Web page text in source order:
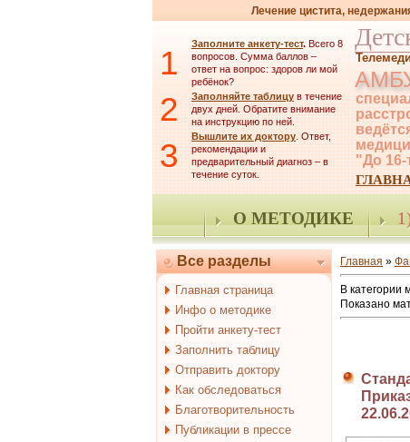
Лечение цистита,
1 Заполните анкету-тест. Всего 8
вопросов. Сумма баллов –
ответ на вопрос: здоров ли мой
ребёнок?
2 Заполняйте таблицу в течение
двух дней. Обратите внимание
на инструкцию по ней.
3 Вышлите их доктору. Ответ,
рекомендации и
предварительный диагноз – в
течение суток.
"До 16-
О МЕТОДИКЕ
Все разделы
Главная страница
Инфо о методике
Пройти анкету-тест
Заполнить таблицу
Отправить доктору
Как обследоваться
Благотворительность
Публикации в прессе
Главная »
В категории
Показано